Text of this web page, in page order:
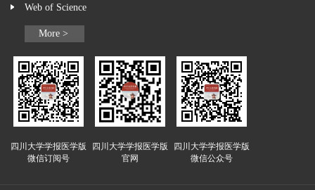
Web of Science
More >
四川大学学报医学版
微信订阅号
四川大学学报医学版
官网
四川大学学报医学版
微信公众号